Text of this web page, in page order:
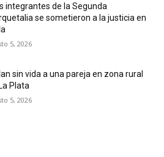
integrantes de la Segunda
se sometieron a la justicia en
5, 2026
sin vida a una pareja en zona rural
Plata
5, 2026